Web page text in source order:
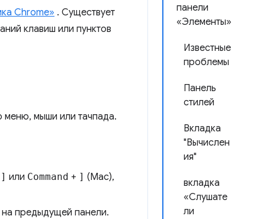
панели
«Элементы»
Известные
проблемы
Панель
стилей
Вкладка
"Вычислен
ия"
вкладка
«Слушате
ли
Chrome» . Существует
клавиш или пунктов
меню, мыши или тачпада.
] или Command + ] (Mac),
предыдущей панели.